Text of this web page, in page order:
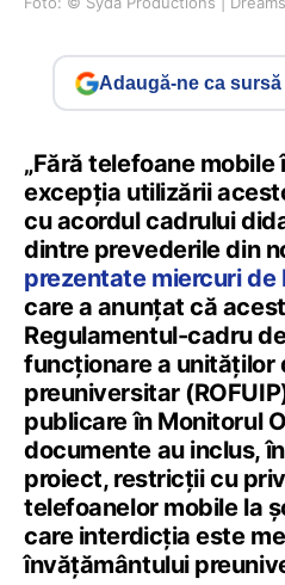
Adaugă-ne ca
„Fără telefoane mobile
excepția utilizării
cu acordul cadrului
dintre prevederile din
prezentate miercuri de
care a anunțat că
Regulamentul-cadru
funcționare a unităților
preuniversitar
publicare în Monitorul
documente au inclus,
proiect, restricții cu
telefoanelor mobile la
care interdicția este
învățământului